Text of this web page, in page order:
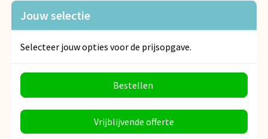
Veiligheid, Auto en Fiets
Vrije tijd en Strand
Anti-stress
Jouw selectie
Selecteer jouw opties voor de prijsopgave.
Bestellen
Vrijblijvende offerte